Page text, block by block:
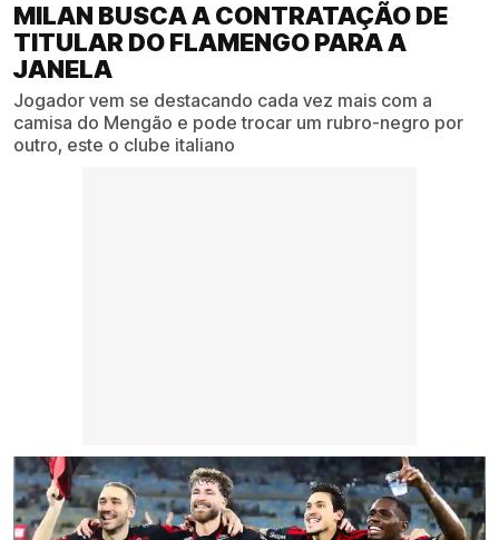
MILAN BUSCA A CONTRATAÇÃO DE
TITULAR DO FLAMENGO PARA A
JANELA
Jogador vem se destacando cada vez mais com a
camisa do Mengão e pode trocar um rubro-negro por
outro, este o clube italiano